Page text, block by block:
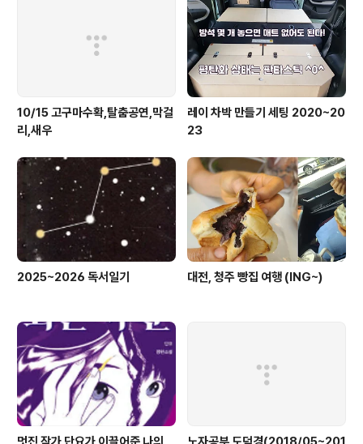
10/15 고구마수확,탈춤공연,막걸
리,새우
레이 차박 만들기 세팅 2020~20
23
2025~2026 독서일기 대전, 청주 빵집 여행 (ING~)